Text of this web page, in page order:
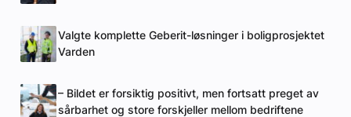
Valgte komplette Geberit-løsninger i boligprosjektet
Varden
– Bildet er forsiktig positivt, men fortsatt preget av
sårbarhet og store forskjeller mellom bedriftene